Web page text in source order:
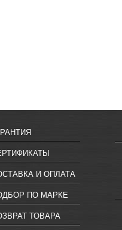
И ОПЛАТА
ПО МАРКЕ
ТОВАРА